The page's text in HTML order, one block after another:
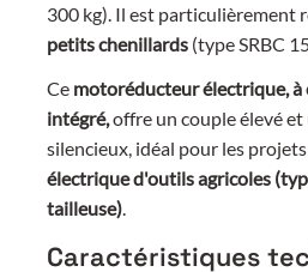
300 kg). Il est particulièrement
petits chenillards (type SRBC
Ce motoréducteur électrique,
intégré,offre un couple élevé
silencieux, idéal pour les
électrique d'outils agricoles
tailleuse).
Caractéristiques